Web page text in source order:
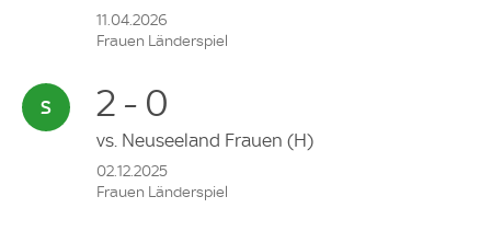
11.04.2026
Frauen Länderspiel
2 - 0
vs. Neuseeland Frauen (H)
02.12.2025
Frauen Länderspiel